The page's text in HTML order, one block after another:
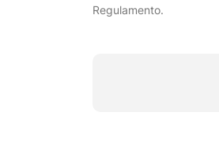
Regulamento.